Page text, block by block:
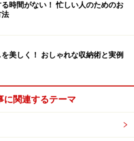
い、もう一つのグッズをご紹介
です。最新の内容をご確認くださ
時間がない！ 忙しい人のためのお
法
美しく！ おしゃれな収納術と実例
に関連するテーマ